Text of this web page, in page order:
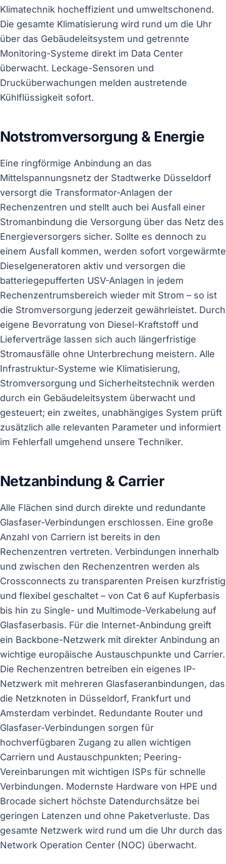
Klimatechnik hocheffizient und umweltschonend.
Die gesamte Klimatisierung wird rund um die Uhr
über das Gebäudeleitsystem und getrennte
Monitoring-Systeme direkt im Data Center
überwacht. Leckage-Sensoren und
Drucküberwachungen melden austretende
Kühlflüssigkeit sofort.
Notstromversorgung & Energie
Eine ringförmige Anbindung an das
Mittelspannungsnetz der Stadtwerke Düsseldorf
versorgt die Transformator-Anlagen der
Rechenzentren und stellt auch bei Ausfall einer
Stromanbindung die Versorgung über das Netz des
Energieversorgers sicher. Sollte es dennoch zu
einem Ausfall kommen, werden sofort vorgewärmte
Dieselgeneratoren aktiv und versorgen die
batteriegepufferten USV-Anlagen in jedem
Rechenzentrumsbereich wieder mit Strom – so ist
die Stromversorgung jederzeit gewährleistet. Durch
eigene Bevorratung von Diesel-Kraftstoff und
Lieferverträge lassen sich auch längerfristige
Stromausfälle ohne Unterbrechung meistern. Alle
Infrastruktur-Systeme wie Klimatisierung,
Stromversorgung und Sicherheitstechnik werden
durch ein Gebäudeleitsystem überwacht und
gesteuert; ein zweites, unabhängiges System prüft
zusätzlich alle relevanten Parameter und informiert
im Fehlerfall umgehend unsere Techniker.
Netzanbindung & Carrier
Alle Flächen sind durch direkte und redundante
Glasfaser-Verbindungen erschlossen. Eine große
Anzahl von Carriern ist bereits in den
Rechenzentren vertreten. Verbindungen innerhalb
und zwischen den Rechenzentren werden als
Crossconnects zu transparenten Preisen kurzfristig
und flexibel geschaltet – von Cat 6 auf Kupferbasis
bis hin zu Single- und Multimode-Verkabelung auf
Glasfaserbasis. Für die Internet-Anbindung greift
ein Backbone-Netzwerk mit direkter Anbindung an
wichtige europäische Austauschpunkte und Carrier.
Die Rechenzentren betreiben ein eigenes IP-
Netzwerk mit mehreren Glasfaseranbindungen, das
die Netzknoten in Düsseldorf, Frankfurt und
Amsterdam verbindet. Redundante Router und
Glasfaser-Verbindungen sorgen für
hochverfügbaren Zugang zu allen wichtigen
Carriern und Austauschpunkten; Peering-
Vereinbarungen mit wichtigen ISPs für schnelle
Verbindungen. Modernste Hardware von HPE und
Brocade sichert höchste Datendurchsätze bei
geringen Latenzen und ohne Paketverluste. Das
gesamte Netzwerk wird rund um die Uhr durch das
Network Operation Center (NOC) überwacht.